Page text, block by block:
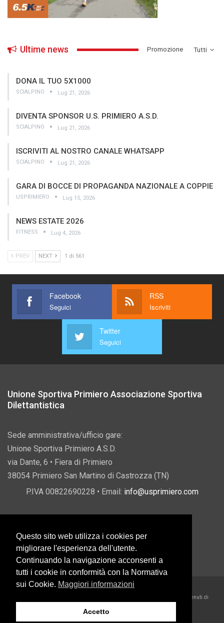
Tutti
Ultime news ­Promozione
DONA IL TUO 5X1000
SCIALPINO Lug 21, 2026
DIVENTA SPONSOR U.S. PRIMIERO A.S.D.
SCIALPINO Lug 21, 2026
ISCRIVITI AL NOSTRO CANALE WHATSAPP
SCIALPINO Lug 21, 2026
GARA DI BOCCE DI PROPAGANDA NAZIONALE A COPPIE
USPRIMIERO Lug 15, 2026
NEWS ESTATE 2026
FITNESS Lug 4, 2026
PREV NEXT 1 di 561
Facebook
Seguici
RSS
Iscriviti
Twitter
Seguici
Unione Sportiva Primiero Associazione Sportiva
Dilettantistica
Sede amministrativa/ufficio gare:
Unione Sportiva Primiero A.S.D.
via Dante, 6 • Fiera di Primiero
38054 Primiero San Martino di Castrozza (TN)
P.IVA 00822690228 • Email: info@usprimiero.com
Vantaggi da Pubblica Amministrazione
Eccetto dove diversamente specificato, i contenuti di
Belder Interactive
Questo sito web utilizza i cookies per
migliorare l'esperienza dell'utente.
Continuando la navigazione acconsenti a
tutti i cookie in conformità con la Normativa
sui Cookie. Maggiori informazioni
Accetto